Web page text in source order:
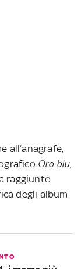
all’anagrafe,
Oro blu,
raggiunto
degli album